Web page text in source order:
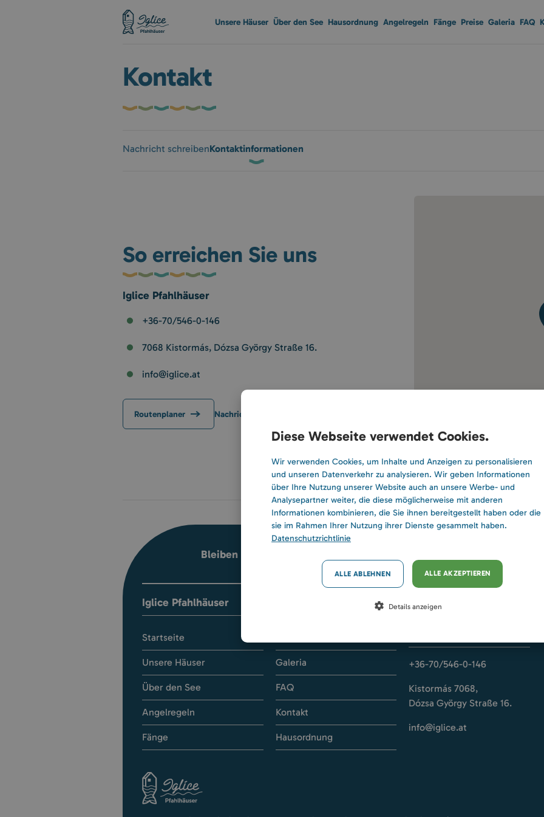
Unsere Häuser Über den See Hausordnung Angelregeln Fänge Preise Galeria FAQ
Kontakt
Nachricht schreibenKontaktinformationen
So erreichen Sie uns
Iglice Pfahlhäuser
+36-70/546-0-146
7068 Kistormás, Dózsa György Straße 16.
info@iglice.at
Routenplaner Nachricht schreiben
Bleiben wir in Kontakt
Iglice Pfahlhäuser
Startseite
Unsere Häuser
Über den See
Angelregeln
Fänge
Galeria
FAQ
Kontakt
Hausordnung
+36-70/546-0-146
Kistormás 7068,
Dózsa György Straße 16.
info@iglice.at
Diese Webseite verwendet Cookies.
Wir verwenden Cookies, um Inhalte und Anzeigen zu personalisieren
und unseren Datenverkehr zu analysieren. Wir geben Informationen
über Ihre Nutzung unserer Website auch an unsere Werbe- und
Analysepartner weiter, die diese möglicherweise mit anderen
Informationen kombinieren, die Sie ihnen bereitgestellt haben oder die
sie im Rahmen Ihrer Nutzung ihrer Dienste gesammelt haben.
Datenschutzrichtlinie
ALLE AKZEPTIEREN
ALLE ABLEHNEN
Details anzeigen